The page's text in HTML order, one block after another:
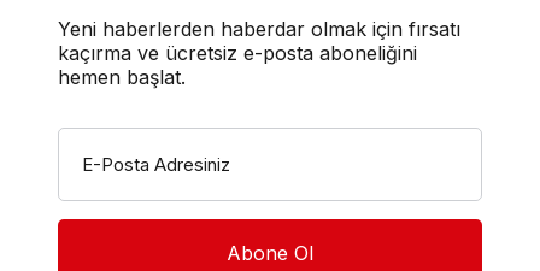
Yeni haberlerden haberdar olmak için fırsatı
kaçırma ve ücretsiz e-posta aboneliğini
hemen başlat.
E-Posta Adresiniz